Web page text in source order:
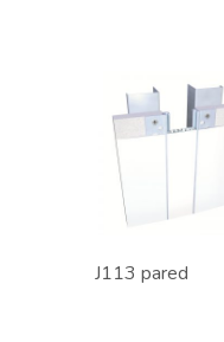
J113 pared